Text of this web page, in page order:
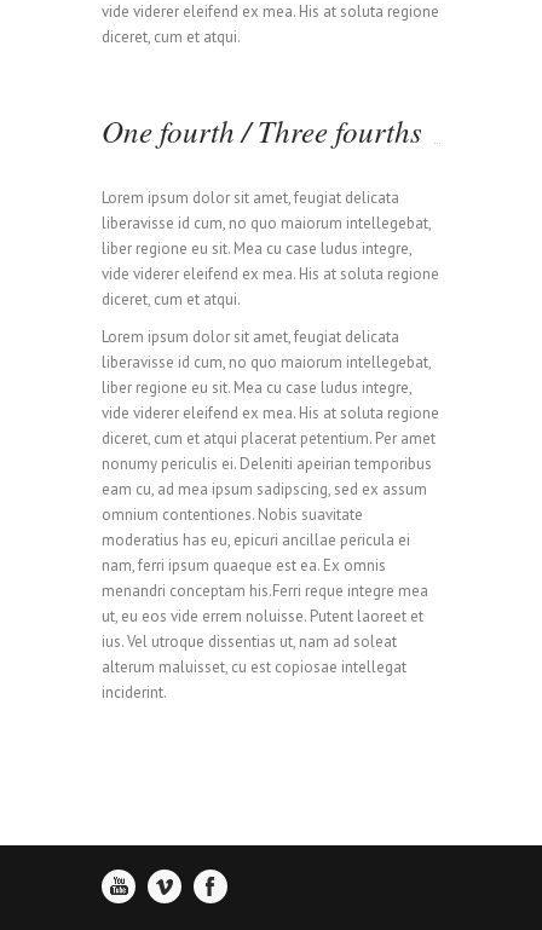
vide viderer eleifend ex mea. His at soluta regione
diceret, cum et atqui.
One fourth / Three fourths
Lorem ipsum dolor sit amet, feugiat delicata
liberavisse id cum, no quo maiorum intellegebat,
liber regione eu sit. Mea cu case ludus integre,
vide viderer eleifend ex mea. His at soluta regione
diceret, cum et atqui.
Lorem ipsum dolor sit amet, feugiat delicata
liberavisse id cum, no quo maiorum intellegebat,
liber regione eu sit. Mea cu case ludus integre,
vide viderer eleifend ex mea. His at soluta regione
diceret, cum et atqui placerat petentium. Per amet
nonumy periculis ei. Deleniti apeirian temporibus
eam cu, ad mea ipsum sadipscing, sed ex assum
omnium contentiones. Nobis suavitate
moderatius has eu, epicuri ancillae pericula ei
nam, ferri ipsum quaeque est ea. Ex omnis
menandri conceptam his.Ferri reque integre mea
ut, eu eos vide errem noluisse. Putent laoreet et
ius. Vel utroque dissentias ut, nam ad soleat
alterum maluisset, cu est copiosae intellegat
inciderint.
0
1
3
0
1
2
3
4
6
0
1
2
3
5
0
1
2
3
4
5
7